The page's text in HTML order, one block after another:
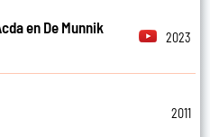
en De Munnik
2023
2011